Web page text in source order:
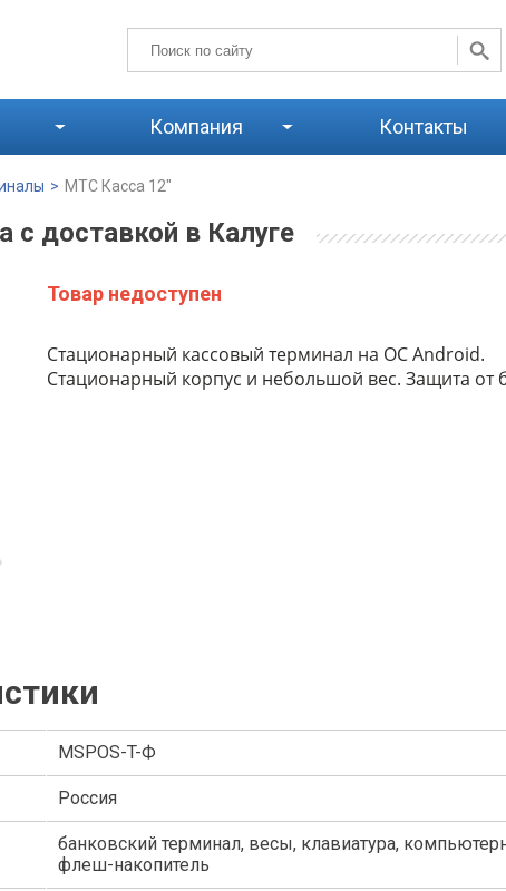
Компания Контакты
> МТС Касса 12″
доставкой в Калуге
Товар недоступен
Стационарный кассовый терминал на ОС Android.
Стационарный корпус и небольшой вес. Защита от
MSPOS-T-Ф
Россия
банковский терминал, весы, клавиатура,
флеш-накопитель